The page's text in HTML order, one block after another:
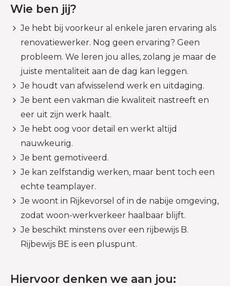
Wie ben jij?
Je hebt bij voorkeur al enkele jaren ervaring als
renovatiewerker. Nog geen ervaring? Geen
probleem. We leren jou alles, zolang je maar de
juiste mentaliteit aan de dag kan leggen.
Je houdt van afwisselend werk en uitdaging.
Je bent een vakman die kwaliteit nastreeft en
eer uit zijn werk haalt.
Je hebt oog voor detail en werkt altijd
nauwkeurig.
Je bent gemotiveerd.
Je kan zelfstandig werken, maar bent toch een
echte teamplayer.
Je woont in Rijkevorsel of in de nabije omgeving,
zodat woon-werkverkeer haalbaar blijft.
Je beschikt minstens over een rijbewijs B.
Rijbewijs BE is een pluspunt.
Hiervoor denken we aan jou: